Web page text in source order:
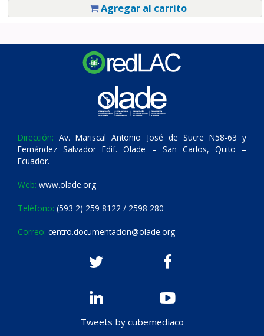
Agregar al carrito
Dirección: Av. Mariscal Antonio José de Sucre N58-63 y
Fernández Salvador Edif. Olade – San Carlos, Quito –
Ecuador.
Web: www.olade.org
Teléfono: (593 2) 259 8122 / 2598 280
Correo: centro.documentacion@olade.org
Tweets by cubemediaco